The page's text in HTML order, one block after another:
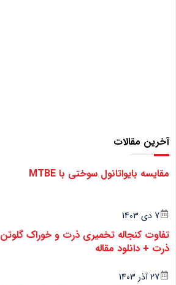
آخرین مقالات
مقایسه بایواتانول سوختی با MTBE
7 دی 1403
تفاوت کنجاله تخمیری ذرت و خوراک گلوتن
ذرت + دانلود مقاله
27 آذر 1403